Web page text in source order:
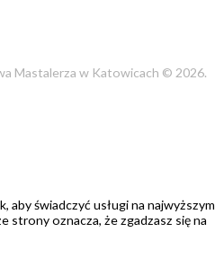
Mastalerza w Katowicach © 2026.
aby świadczyć usługi na najwyższym
strony oznacza, że zgadzasz się na